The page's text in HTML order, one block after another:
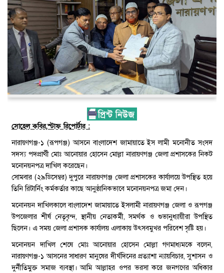
সোহেল কবির,স্টাফ রিপোর্টার :
নারায়ণগঞ্জ-১ (রূপগঞ্জ) আসনে বাংলাদেশ জামায়াতে ইস লামী মনোনীত সংসদ
সদস্য পদপ্রার্থী মোঃ আনোয়ার হোসেন মোল্লা নারায়ণগঞ্জ জেলা প্রশাসকের নিকট
মনোনয়নপত্র দাখিল করেছেন।
সোমবার (২৯ডিসেম্বর) দুপুরে নারায়ণগঞ্জ জেলা প্রশাসকের কার্যালয়ে উপস্থিত হয়ে
তিনি রিটার্নিং কর্মকর্তার কাছে আনুষ্ঠানিকভাবে মনোনয়নপত্র জমা দেন।
মনোনয়ন দাখিলকালে বাংলাদেশ জামায়াতে ইসলামী নারায়ণগঞ্জ জেলা ও রূপগঞ্জ
উপজেলার শীর্ষ নেতৃবৃন্দ, স্থানীয় নেতাকর্মী, সমর্থক ও শুভানুধ্যায়ীরা উপস্থিত
ছিলেন। এ সময় জেলা প্রশাসক কার্যালয় এলাকায় উৎসবমুখর পরিবেশ সৃষ্টি হয়।
মনোনয়ন দাখিল শেষে মোঃ আনোয়ার হোসেন মোল্লা গণমাধ্যমকে বলেন,
নারায়ণগঞ্জ-১ আসনের সাধারণ মানুষের দীর্ঘদিনের প্রত্যাশা ন্যায়বিচার, সুশাসন ও
দুর্নীতিমুক্ত সমাজ ব্যবস্থা। আমি আল্লাহর ওপর ভরসা করে জনগণের অধিকার